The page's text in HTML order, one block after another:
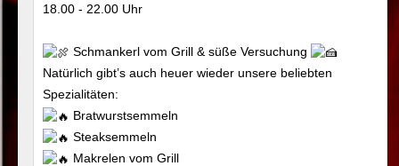
18.00 - 22.00 Uhr
Schmankerl vom Grill & süße Versuchung
Natürlich gibt’s auch heuer wieder unsere beliebten
Spezialitäten:
Bratwurstsemmeln
Steaksemmeln
Makrelen vom Grill